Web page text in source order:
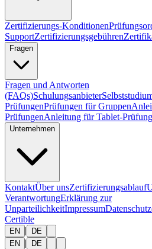
Zertifizierungs-Konditionen
SupportZertifizierungsgebühren
Fragen
Fragen und Antworten
(FAQs)Schulungsanbieter
PrüfungenPrüfungen für Gruppen
PrüfungenAnleitung für Tablet-
Unternehmen
KontaktÜber unsZertifizierungsablauf
VerantwortungErklärung zur
UnparteilichkeitImpressum
Certible
EN |
DE
EN
| DE